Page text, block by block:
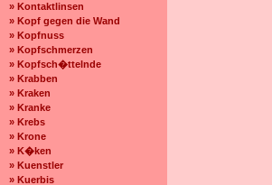
» Kontaktlinsen
» Kopf gegen die Wand
» Kopfnuss
» Kopfschmerzen
» Kopfsch�ttelnde
» Krabben
» Kraken
» Kranke
» Krebs
» Krone
» K�ken
» Kuenstler
» Kuerbis